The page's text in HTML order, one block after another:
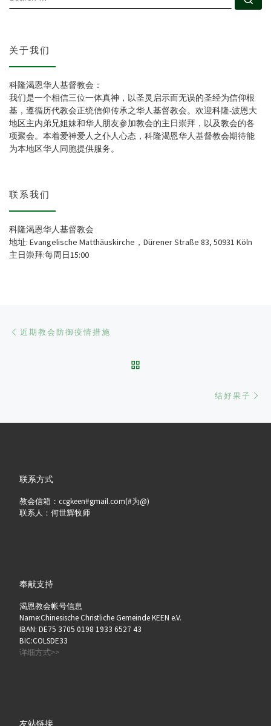
关于我们
科隆渴恩华人基督教会：
我们是一个相信三位一体真神，以圣灵启示而无误的圣经为信仰根
基，遵循历代教会正统信仰传承之华人基督教会。欢迎科隆-波恩大
地区主内弟兄姐妹和华人朋友参加教会的主日崇拜，以及教会的各
项聚会。本着爱神爱人之仆人心态，科隆渴恩华人基督教会期待能
为本地区华人同胞提供服务。
联系我们
科隆渴恩华人基督教会
地址: Evangelische Matthäuskirche，Dürener Straße 83, 50931 Köln
主日崇拜:每周日15:00
近期教会防御疫情措施
结好果子
联系方式
教会信箱：ccgkeen#gmail.com(#为@)
联系人：何世辉牧师
奉献支持
渴恩教会帐号信息
Name:Chinesische Christliche Gemeinde KEEN e.V.
IBAN: DE75 3705 0198 1933 6527 43
BIC:COLSDE33
详细方式>>
友站链接